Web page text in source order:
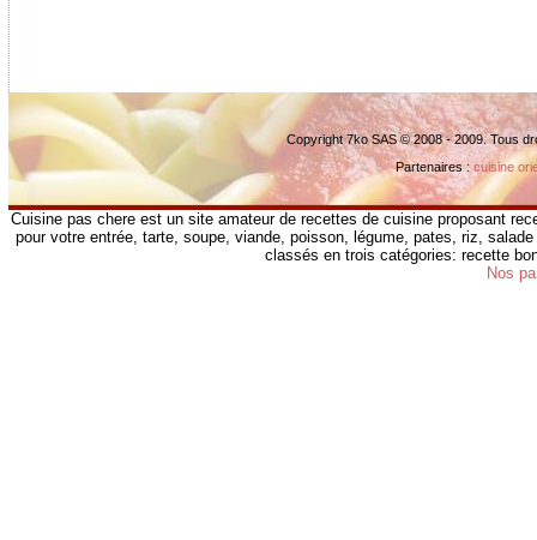
Copyright 7ko SAS © 2008 - 2009. Tous
Partenaires :cuisine
Cuisine pas chere est un site amateur de recettes de cuisine proposant
pour votre entrée, tarte, soupe, viande, poisson, légume, pates, riz,
classés en trois catégories: recette
Nos